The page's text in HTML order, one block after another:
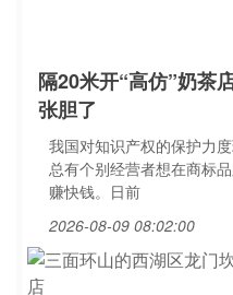
隔20米开“高仿”奶茶
张胆了
我国对知识产权的保护力
总有个别经营者想在商标品
赚快钱。日前
2026-08-09 08:02:00